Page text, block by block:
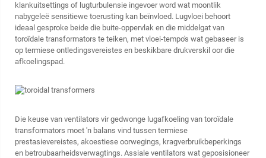
klankuitsettings of lugturbulensie ingevoer word wat moontlik
nabygeleë sensitiewe toerusting kan beïnvloed. Lugvloei behoort
ideaal gesproke beide die buite-oppervlak en die middelgat van
toroïdale transformators te teiken, met vloei-tempo's wat gebaseer is
op termiese ontledingsvereistes en beskikbare drukverskil oor die
afkoelingspad.
Die keuse van ventilators vir gedwonge lugafkoeling van toroïdale
transformators moet 'n balans vind tussen termiese
prestasievereistes, akoestiese oorwegings, kragverbruikbeperkings
en betroubaarheidsverwagtings. Assiale ventilators wat geposisioneer